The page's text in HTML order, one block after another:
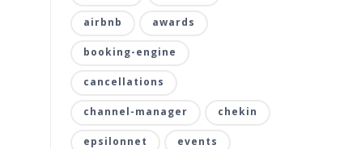
airbnb awards
booking-engine
cancellations
channel-manager chekin
epsilonnet events